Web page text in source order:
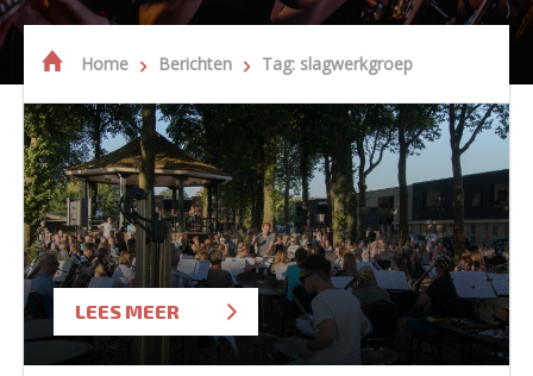
Home Berichten Tag: slagwerkgroep
LEES MEER